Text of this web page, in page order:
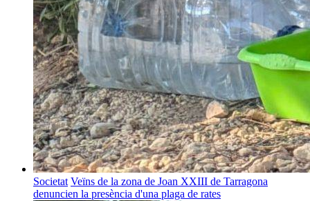
Societat Veïns de la zona de Joan XXIII de Tarragona
denuncien la presència d'una plaga de rates